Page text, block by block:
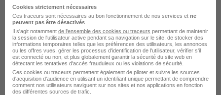
18 mois
Voir l’offre
il y a 25 jours
Menuisier H/F
Start People
Cookies strictement nécessaires
Ces traceurs sont nécessaires au bon fonctionnement de nos services et ne
peuvent pas être désactivés
Il s'agit notamment de l'ensemble des cookies ou traceurs permettant de maintenir
la session de l'utilisateur active pendant sa navigation sur le site, de stocker des
informations temporaires telles que les préférences des utilisateurs, les annonces
ou les offres vues, gérer les processus d'identification de l'utilisateur, vérifier s'il
est connecté ou non, et plus globalement garantir la sécurité du site web en
détectant les tentatives d'accès frauduleux ou les violations de sécurité.
Ces cookies ou traceurs permettent également de piloter et suivre les sources
d'acquisition d'audience en utilisant un identifiant unique permettant de comprendre
comment nos utilisateurs naviguent sur nos sites et nos applications en fonction
des différentes sources de trafic.